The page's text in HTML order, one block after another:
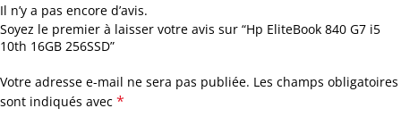
Il n’y a pas encore d’avis.
Soyez le premier à laisser votre avis sur “Hp EliteBook 840 G7 i5
10th 16GB 256SSD”
Votre adresse e-mail ne sera pas publiée. Les champs obligatoires
sont indiqués avec *